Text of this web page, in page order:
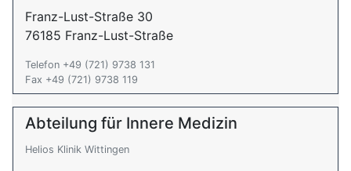
Franz-Lust-Straße 30
76185 Franz-Lust-Straße
Telefon +49 (721) 9738 131
Fax +49 (721) 9738 119
Abteilung für Innere Medizin
Helios Klinik Wittingen